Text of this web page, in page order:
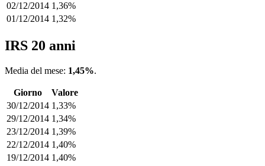
02/12/2014 1,36%
01/12/2014 1,32%
IRS 20 anni
Media del mese: 1,45%.
Giorno
Valore
30/12/2014 1,33%
29/12/2014 1,34%
23/12/2014 1,39%
22/12/2014 1,40%
19/12/2014 1,40%